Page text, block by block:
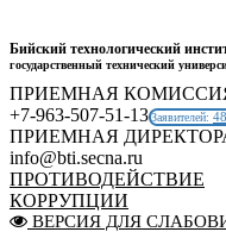
Бийский технологический
государственный технический
ПРИЕМНАЯ
+7-963-507-51-13Заявителей:
ПРИЕМНАЯ
info@bti.secna.ru
ПРОТИВОДЕЙСТВИЕ
КОРРУПЦИИ
ВЕРСИЯ ДЛЯ